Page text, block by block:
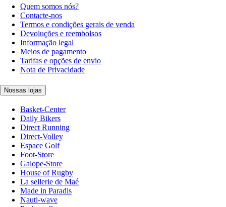
Quem somos nós?
Contacte-nos
Termos e condições gerais de venda
Devoluções e reembolsos
Informação legal
Meios de pagamento
Tarifas e opções de envio
Nota de Privacidade
Nossas lojas
Basket-Center
Daily Bikers
Direct Running
Direct-Volley
Espace Golf
Foot-Store
Galope-Store
House of Rugby
La sellerie de Maé
Made in Paradis
Nauti-wave